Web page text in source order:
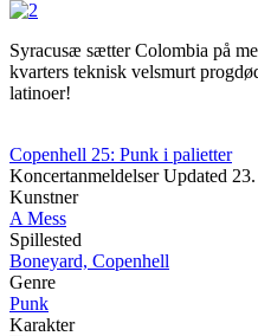
Syracusæ sætter Colombia på
kvarters teknisk velsmurt
latinoer!
Copenhell 25: Punk i palietter
Koncertanmeldelser Updated
Kunstner
A Mess
Spillested
Boneyard, Copenhell
Genre
Punk
Karakter